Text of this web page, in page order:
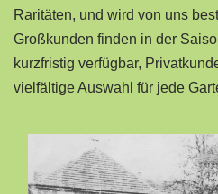
Raritäten, und wird von uns
Großkunden finden in der
kurzfristig verfügbar,
vielfältige Auswahl für jede